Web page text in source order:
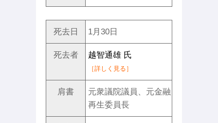
死去日 1月30日
死去者 越智通雄 氏
［詳しく見る］
肩書
元衆議院議員、元金融
再生委員長